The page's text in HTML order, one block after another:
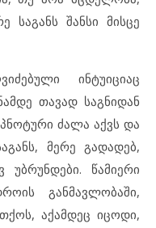
საგანს შანსი მისცე
ინტუიციაც
თავად საგნიდან
ძალა აქვს და
მერე გადადებ,
უბრუნდები. წამიერი
განმავლობაში,
აქამდეც იცოდი,